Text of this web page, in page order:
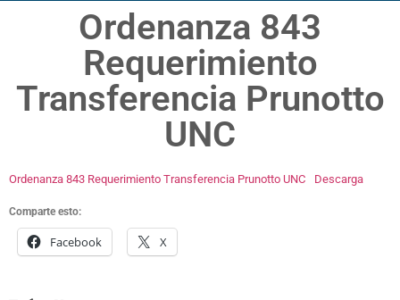
Ordenanza 843
Requerimiento
Transferencia Prunotto
UNC
Ordenanza 843 Requerimiento Transferencia Prunotto UNC Descarga
Comparte esto:
Facebook X